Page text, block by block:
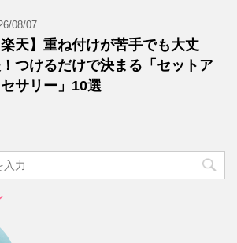
08/07
楽天】重ね付けが苦手でも大丈
つけるだけで決まる「セットア
サリー」10選